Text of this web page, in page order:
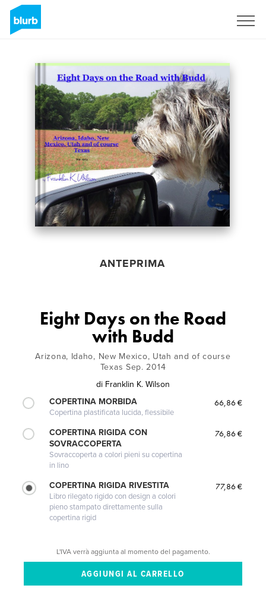
ANTEPRIMA
Eight Days on the Road
with Budd
Arizona, Idaho, New Mexico, Utah and of course
Texas Sep. 2014
di Franklin K. Wilson
COPERTINA MORBIDA
Copertina plastificata lucida, flessibile
66,86 €
COPERTINA RIGIDA CON
SOVRACCOPERTA
Sovraccoperta a colori pieni su copertina
in lino
76,86 €
COPERTINA RIGIDA RIVESTITA
Libro rilegato rigido con design a colori
pieno stampato direttamente sulla
copertina rigid
77,86 €
L'IVA verrà aggiunta al momento del pagamento.